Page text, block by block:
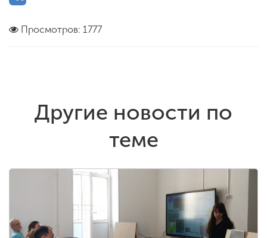
Просмотров: 1777
Другие новости по
теме